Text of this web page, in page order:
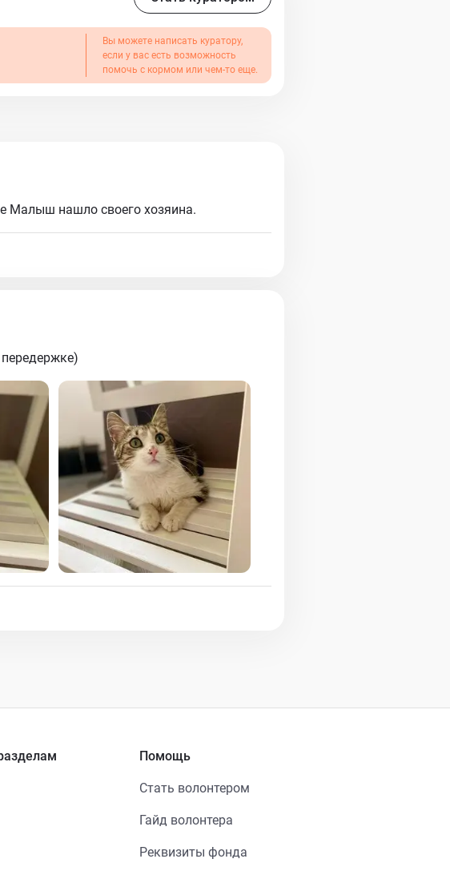
Вы можете написать куратору,
если у вас есть возможность
помочь с кормом или чем-то еще.
Малыш нашло своего хозяина.
Помощь
Стать волонтером
Гайд волонтера
Реквизиты фонда